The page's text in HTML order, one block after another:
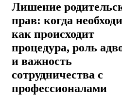
Лишение
прав: когда
как происходит
процедура, роль
и важность
сотрудничества с
профессионалами